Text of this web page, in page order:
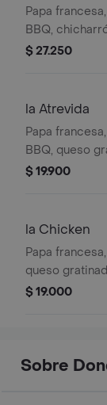
Papa
BBQ,
queso
$ 27.250
la Atrevida
Papa
BBQ, queso
elección.
$ 19.900
la Chicken
Papa
queso
$ 19.000
Sobre